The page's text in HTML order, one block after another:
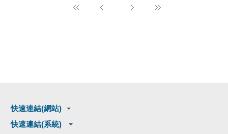
快速連結(網站)
快速連結(系統)